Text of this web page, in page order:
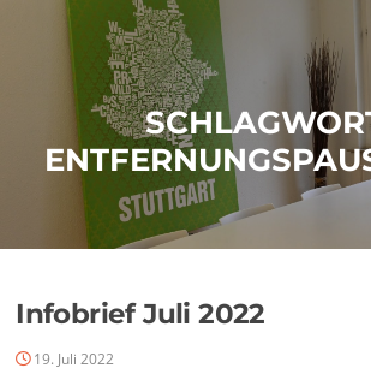
Infobrief Juli 2022
19. Juli 2022